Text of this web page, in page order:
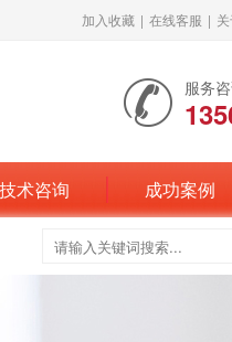
加入收藏 | 在线客服 |
服务
技术咨询 成功案例